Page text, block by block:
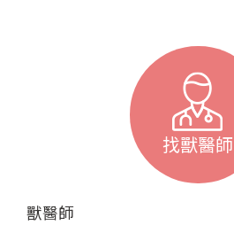
找獸醫師
獸醫師